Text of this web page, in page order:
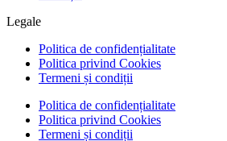
Legale
Politica de confidențialitate
Politica privind Cookies
Termeni și condiții
Politica de confidențialitate
Politica privind Cookies
Termeni și condiții